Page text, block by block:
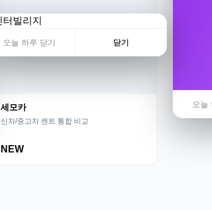
세모카
신차/중고차 렌트 통합 비교
NEW
오늘 하루 닫기 닫기
오늘